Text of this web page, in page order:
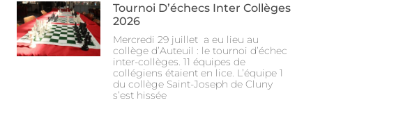
Tournoi D’échecs Inter Collèges
2026
Mercredi 29 juillet a eu lieu au
collège d’Auteuil : le tournoi d’échec
inter-collèges. 11 équipes de
collégiens étaient en lice. L’équipe 1
du collège Saint-Joseph de Cluny
s’est hissée